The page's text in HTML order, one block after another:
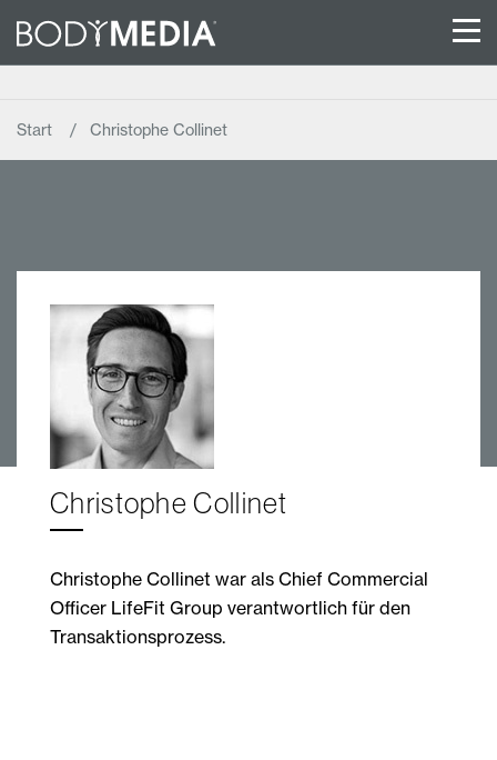
Start Christophe Collinet
Christophe Collinet
Christophe Collinet war als Chief Commercial
Officer LifeFit Group verantwortlich für den
Transaktionsprozess.